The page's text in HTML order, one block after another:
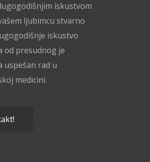
iskustvom
ljubimcu stvarno
iskustvo
od presudnog je
uspešan rad u
medicini.